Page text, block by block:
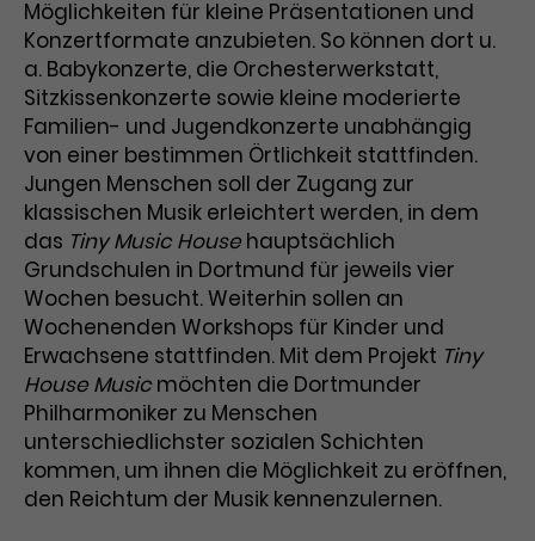
Benutzer*in wiedererkannt werden,
und es wird Zugang zu
geschützten Bereichen gewährt.
Name cookie_optin
Anbieter TYPO3
Laufzeit 1 Monat
Zweck
Enthält die gewählten Tracking-
Optin-Einstellungen.
Laufzeit 2 Jahre
Zweck
Dieses Cookie wird von Google
Analytics installiert. Das Cookie
wird verwendet, um
Besucher*innen-, Sitzungs- und
Kampagnendaten zu berechnen
und die Nutzung der Website für
den Analysebericht der Website zu
verfolgen. Die Cookies speichern
Informationen anonym und weisen
eine zufallsgenerierte Nummer zu,
um Besuche zu erkennen.
Name _gid
Marketing
Diese Gruppe beinhaltet alle Scripte, die es uns
ermöglichen die Leistung unserer
Werbekampagnen zu analysieren und
Conversions zu messen. Außerdem helfen sie
uns dabei Werbeanzeigen und Inhalte besser auf
die Interessen unserer Nutzer abzustimmen.
Name
_gcl_au
Anbieter Google Ads
Laufzeit 3 Monate
Zweck
Wird von Google verwendet, um
die Effizienz von Werbeanzeigen zu
messen und Conversions zu
speichern. Dieses Cookie hilft dabei
nachzuvollziehen, ob Nutzer über
Google-Anzeigen auf unsere
Website gelangt sind.
Cookie-Informationen
Möglichkeiten für kleine Präsentationen und
Konzertformate anzubieten. So können dort u.
a. Babykonzerte, die Orchesterwerkstatt,
Sitzkissenkonzerte sowie kleine moderierte
Familien- und Jugendkonzerte unabhängig
von einer bestimmen Örtlichkeit stattfinden.
Jungen Menschen soll der Zugang zur
klassischen Musik erleichtert werden, in dem
das Tiny Music Househauptsächlich
Grundschulen in Dortmund für jeweils vier
Wochen besucht. Weiterhin sollen an
Wochenenden Workshops für Kinder und
Erwachsene stattfinden. Mit dem Projekt Tiny
House Musicmöchten die Dortmunder
Philharmoniker zu Menschen
unterschiedlichster sozialen Schichten
kommen, um ihnen die Möglichkeit zu eröffnen,
den Reichtum der Musik kennenzulernen.